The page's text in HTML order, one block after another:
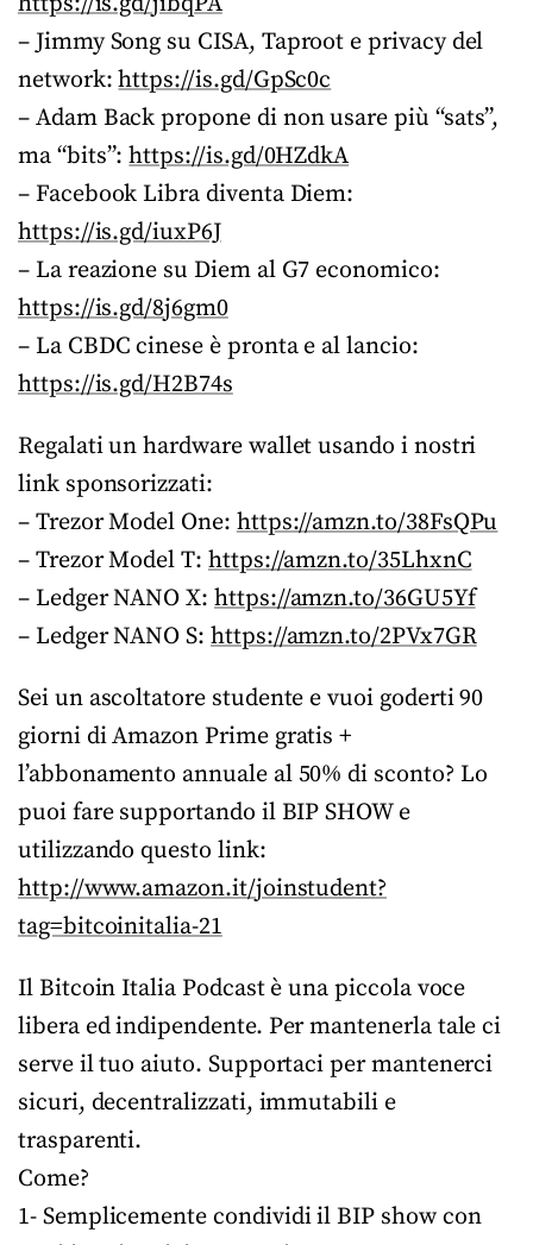
– Jimmy Song su CISA, Taproot e privacy del
network:https://is.gd/GpSc0c
– Adam Back propone di non usare più “sats”,
ma “bits”:https://is.gd/0HZdkA
– Facebook Libra diventa Diem:
https://is.gd/iuxP6J
– La reazione su Diem al G7 economico:
https://is.gd/8j6gm0
– La CBDC cinese è pronta e al lancio:
https://is.gd/H2B74s
Regalati un hardware wallet usando i nostri
link sponsorizzati:
– Trezor Model One: https://amzn.to/38FsQPu
– Trezor Model T: https://amzn.to/35LhxnC
– Ledger NANO X: https://amzn.to/36GU5Yf
– Ledger NANO S: https://amzn.to/2PVx7GR
Sei un ascoltatore studente e vuoi goderti 90
giorni di Amazon Prime gratis +
l’abbonamento annuale al 50% di sconto? Lo
puoi fare supportando il BIP SHOW e
utilizzando questo link:
http://www.amazon.it/joinstudent?
tag=bitcoinitalia-21
Il Bitcoin Italia Podcast è una piccola voce
libera ed indipendente. Per mantenerla tale ci
serve il tuo aiuto. Supportaci per mantenerci
sicuri, decentralizzati, immutabili e
trasparenti.
Come?
1- Semplicemente condividi il BIP show con